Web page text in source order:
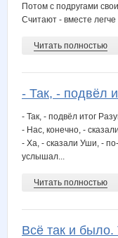
Потом с подругами
Считают - вместе легче
Читать полностью
- Так, - подвёл
- Так, - подвёл итог
- Нас, конечно, -
- Ха, - сказали Уши, -
услышал...
Читать полностью
Всё так и